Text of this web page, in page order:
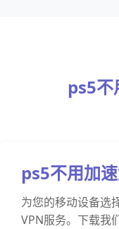
ps5不
ps5不用加
为您的移动设备选
VPN服务。下载我